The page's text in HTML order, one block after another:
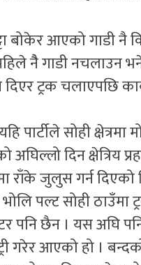
बोकेर आएको गाडी नै
नैै गाडी नचलाउन
दिएर ट्रक चलाएपछि
पार्टीले सोही
अघिल्लो दिन क्षेत्रिय
राँके जुलुस गर्न दिएको
पल्ट सोही ठाउँमा
पनि छैन । यस अघि
गरेर आएको हो ।